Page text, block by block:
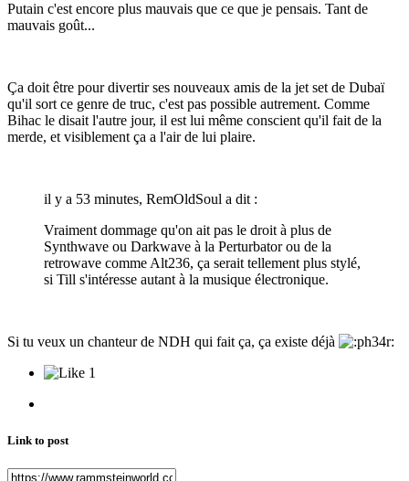
Putain c'est encore plus mauvais que ce que je pensais. Tant de
mauvais goût...
Ça doit être pour divertir ses nouveaux amis de la jet set de Dubaï
qu'il sort ce genre de truc, c'est pas possible autrement. Comme
Bihac le disait l'autre jour, il est lui même conscient qu'il fait de la
merde, et visiblement ça a l'air de lui plaire.
il y a 53 minutes, RemOldSoul a dit :
Vraiment dommage qu'on ait pas le droit à plus de
Synthwave ou Darkwave à la Perturbator ou de la
retrowave comme Alt236, ça serait tellement plus stylé,
si Till s'intéresse autant à la musique électronique.
Si tu veux un chanteur de NDH qui fait ça, ça existe déjà
1
Link to post